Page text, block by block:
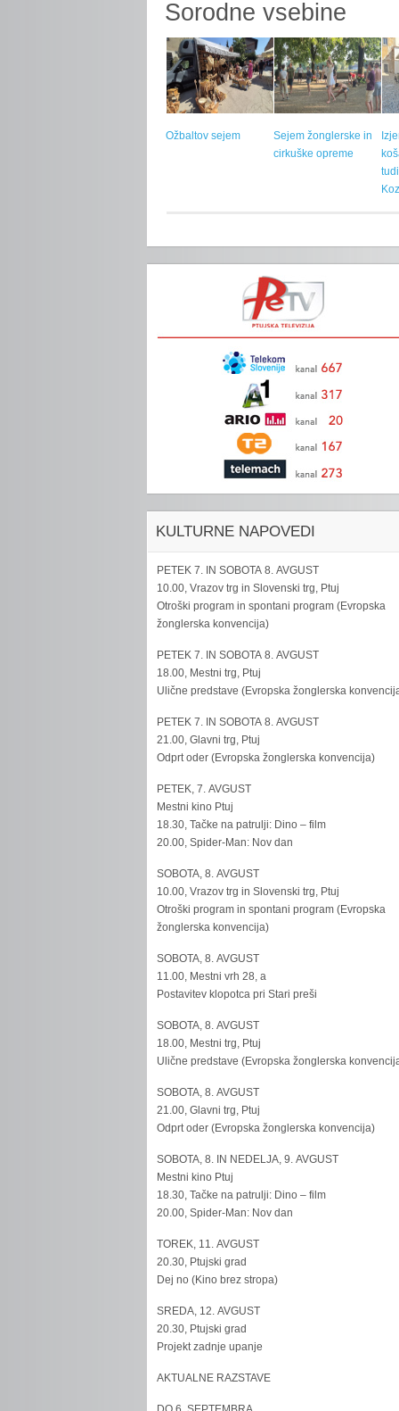
Sorodne vsebine
Ožbaltov sejem
Sejem žonglerske in
cirkuške opreme
KULTURNE NAPOVEDI
PETEK 7. IN SOBOTA 8. AVGUST
10.00, Vrazov trg in Slovenski trg, Ptuj
Otroški program in spontani program (Evropska
žonglerska konvencija)
PETEK 7. IN SOBOTA 8. AVGUST
18.00, Mestni trg, Ptuj
Ulične predstave (Evropska žonglerska
PETEK 7. IN SOBOTA 8. AVGUST
21.00, Glavni trg, Ptuj
Odprt oder (Evropska žonglerska konvencija)
PETEK, 7. AVGUST
Mestni kino Ptuj
18.30, Tačke na patrulji: Dino – film
20.00, Spider-Man: Nov dan
SOBOTA, 8. AVGUST
10.00, Vrazov trg in Slovenski trg, Ptuj
Otroški program in spontani program (Evropska
žonglerska konvencija)
SOBOTA, 8. AVGUST
11.00, Mestni vrh 28, a
Postavitev klopotca pri Stari preši
SOBOTA, 8. AVGUST
18.00, Mestni trg, Ptuj
Ulične predstave (Evropska žonglerska
SOBOTA, 8. AVGUST
21.00, Glavni trg, Ptuj
Odprt oder (Evropska žonglerska konvencija)
SOBOTA, 8. IN NEDELJA, 9. AVGUST
Mestni kino Ptuj
18.30, Tačke na patrulji: Dino – film
20.00, Spider-Man: Nov dan
TOREK, 11. AVGUST
20.30, Ptujski grad
Dej no (Kino brez stropa)
SREDA, 12. AVGUST
20.30, Ptujski grad
Projekt zadnje upanje
AKTUALNE RAZSTAVE